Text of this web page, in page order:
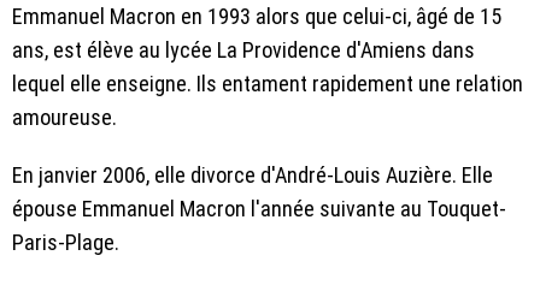
Emmanuel Macron en 1993 alors que celui-ci, âgé de 15
ans, est élève au lycée La Providence d'Amiens dans
lequel elle enseigne. Ils entament rapidement une relation
amoureuse.
En janvier 2006, elle divorce d'André-Louis Auzière. Elle
épouse Emmanuel Macron l'année suivante au Touquet-
Paris-Plage.